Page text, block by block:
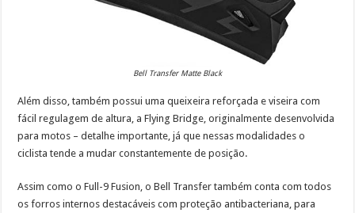
Bell Transfer Matte Black
Além disso, também possui uma queixeira reforçada e viseira com
fácil regulagem de altura, a Flying Bridge, originalmente desenvolvida
para motos – detalhe importante, já que nessas modalidades o
ciclista tende a mudar constantemente de posição.
Assim como o Full-9 Fusion, o Bell Transfer também conta com todos
os forros internos destacáveis com proteção antibacteriana, para